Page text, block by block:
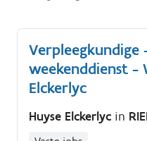
Verpleegkundige
weekenddienst -
Elckerlyc
Huyse Elckerlyc in